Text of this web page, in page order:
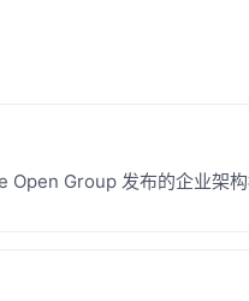
Group 发布的企业架构